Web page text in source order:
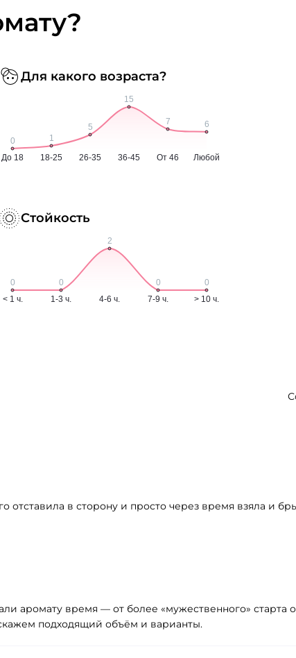
Для какого возраста?
Стойкость
в сторону и просто через время взяла и
аромату время — от более «мужественного»
подходящий объём и варианты.